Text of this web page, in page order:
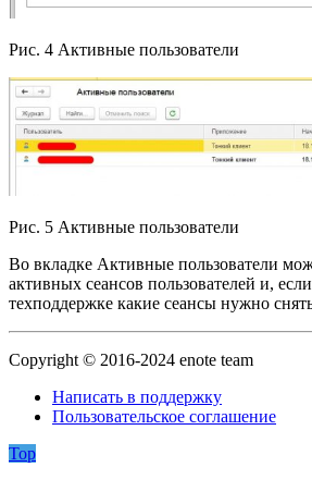
Рис. 4 Активные пользователи
Рис. 5 Активные пользователи
Во вкладке Активные пользователи
активных сеансов пользователей и,
техподдержке какие сеансы нужно
Copyright © 2016-2024 enote team
Написать в поддержку
Пользовательское соглашение
Top